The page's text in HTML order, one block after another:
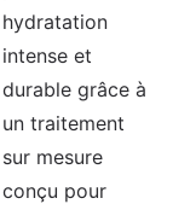
hydratation
intense et
durable grâce à
un traitement
sur mesure
conçu pour